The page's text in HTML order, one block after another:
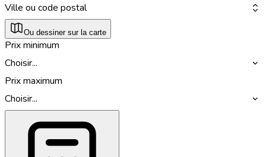
Ville ou code postal
Ou dessiner sur la carte
Prix minimum
Choisir...
Prix maximum
Choisir...